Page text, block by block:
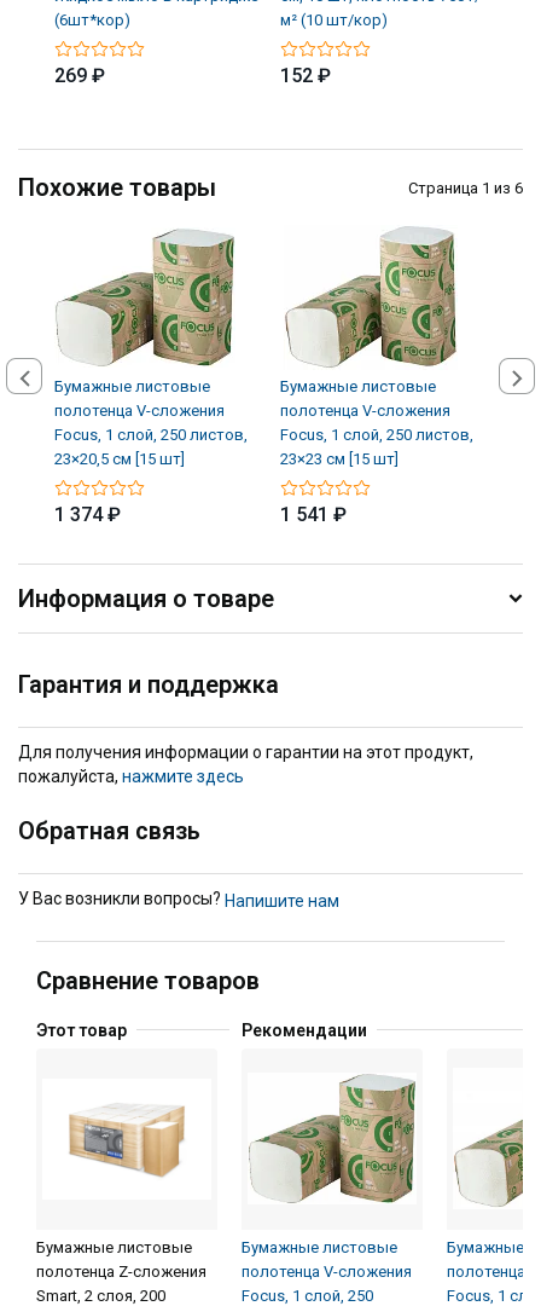
(6шт*кор)
269 ₽
м² (10 шт/кор)
152 ₽
Похожие товары Страница 1 из 6
Бумажные листовые
полотенца V-сложения
Focus, 1 слой, 250 листов,
23×20,5 см [15 шт]
1 374 ₽
Бумажные листовые
полотенца V-сложения
Focus, 1 слой, 250 листов,
23×23 см [15 шт]
1 541 ₽
Информация о товаре
Гарантия и поддержка
Для получения информации о гарантии на этот продукт,
пожалуйста, нажмите здесь
Обратная связь
У Вас возникли вопросы? Напишите нам
Сравнение товаров
Этот товар Рекомендации
Бумажные листовые
полотенца Z-сложения
Smart, 2 слоя, 200
Бумажные листовые
полотенца V-сложения
Focus, 1 слой, 250
Бумажные
полотенца
Focus, 1